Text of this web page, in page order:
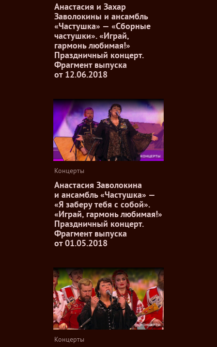
Анастасия и Захар
Заволокины и ансамбль
«Частушка» — «Сборные
частушки». «Играй,
гармонь любимая!»
Праздничный концерт.
Фрагмент выпуска
от 12.06.2018
Концерты
Анастасия Заволокина
и ансамбль «Частушка» —
«Я заберу тебя с собой».
«Играй, гармонь любимая!»
Праздничный концерт.
Фрагмент выпуска
от 01.05.2018
Концерты